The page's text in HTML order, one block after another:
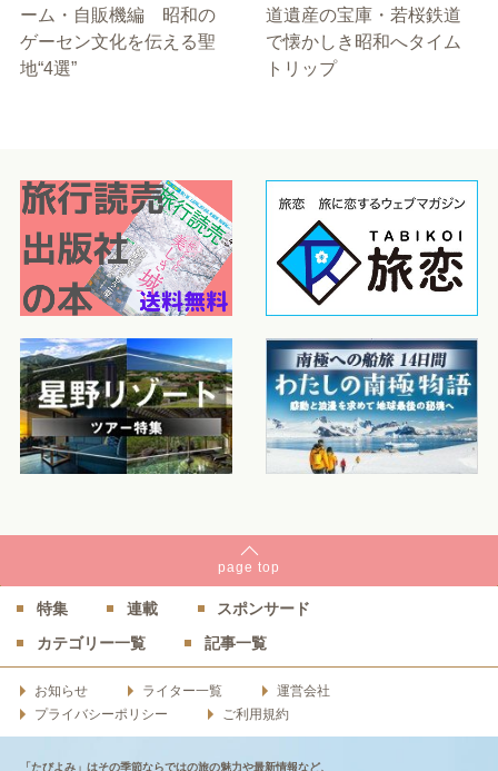
ーム・自販機編 昭和の
ゲーセン文化を伝える聖
地“4選”
道遺産の宝庫・若桜鉄道
で懐かしき昭和へタイム
トリップ
page top
特集 連載
スポンサード
カテゴリー一覧
記事一覧
お知らせ ライター一覧
運営会社
プライバシーポリシー
ご利用規約
「たびよみ」はその季節ならではの旅の魅力や最新情報など、